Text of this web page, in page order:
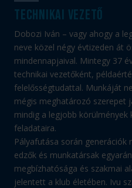
technikai vezető
Dobozi Iván – vagy ahogy a
neve közel négy évtizeden át
mindennapjaival. Mintegy 37
technikai vezetőként,
felelősségtudattal. Munkáját
mégis meghatározó szerepet
mindig a legjobb körülmények
feladataira.
Pályafutása során
edzők és munkatársak
megbízhatósága és szakmai
jelentett a klub életében. Ivu